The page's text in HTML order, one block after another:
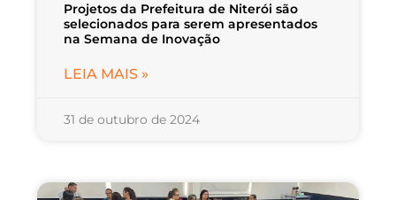
Projetos da Prefeitura de Niterói são
selecionados para serem apresentados
na Semana de Inovação
LEIA MAIS »
31 de outubro de 2024